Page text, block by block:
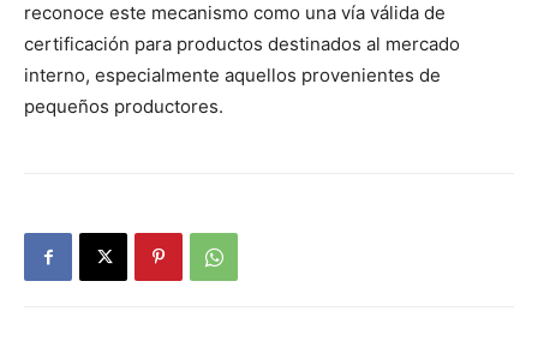
reconoce este mecanismo como una vía válida de
certificación para productos destinados al mercado
interno, especialmente aquellos provenientes de
pequeños productores.